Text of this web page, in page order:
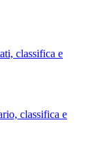
classifica e
classifica e